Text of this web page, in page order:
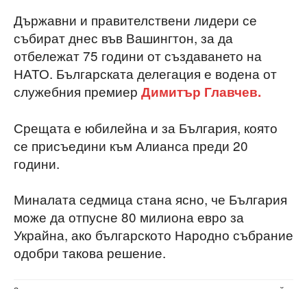
Държавни и правителствени лидери се
събират днес във Вашингтон, за да
отбележат 75 години от създаването на
НАТО. Българската делегация е водена от
служебния премиер Димитър Главчев.
Срещата е юбилейна и за България, която
се присъедини към Алианса преди 20
години.
Миналата седмица стана ясно, че България
може да отпусне 80 милиона евро за
Украйна, ако българското Народно събрание
одобри такова решение.